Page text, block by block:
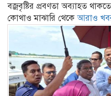
বজ্রবৃষ্টির প্রবণতা অব্যাহত
কোথাও মাঝারি থেকেআরাও